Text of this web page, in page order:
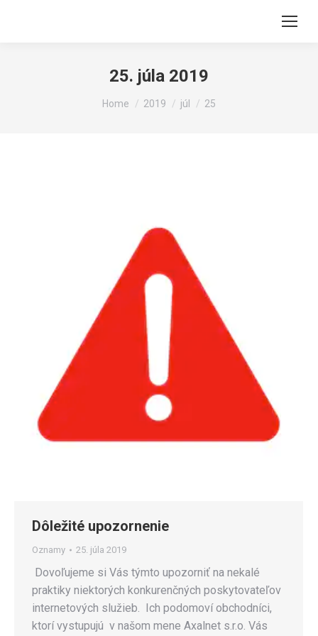
25. júla 2019
You are here:
Home 2019 júl 25
Dôležité upozornenie
Oznamy 25. júla 2019
Dovoľujeme si Vás týmto upozorniť na nekalé
praktiky niektorých konkurenčných poskytovateľov
internetových služieb. Ich podomoví obchodníci,
ktorí vystupujú v našom mene Axalnet s.r.o. Vás